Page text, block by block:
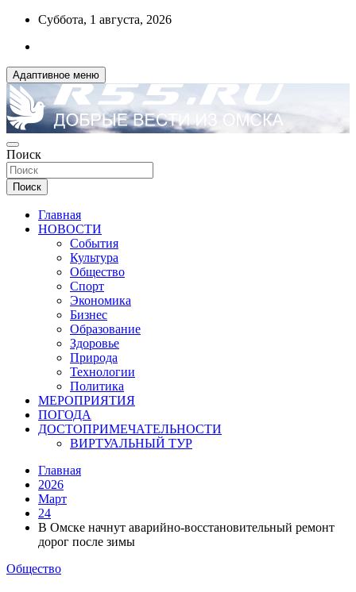
Перейти
содержимому
Суббота, 1 августа, 2026
Адаптивное меню
R55.RU
ДОБРЫЕ ВЕСТИ ИЗ ОМСКА
Поиск
Поиск
Главная
НОВОСТИ
События
Культура
Общество
Спорт
Экономика
Бизнес
Образование
Здоровье
Природа
Технологии
Политика
МЕРОПРИЯТИЯ
ПОГОДА
ДОСТОПРИМЕЧАТЕЛЬНОСТИ
ВИРТУАЛЬНЫЙ ТУР
Главная
2026
Март
24
В Омске начнут аварийно-восстановительный ремонт
дорог после зимы
Общество